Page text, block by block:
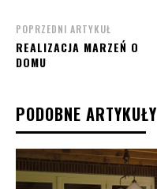
POPRZEDNI ARTYKUŁ
REALIZACJA MARZEŃ O
DOMU
PODOBNE ARTYKUŁY